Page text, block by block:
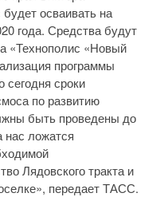
осваивать на
года. Средства будут
«Технополис «Новый
программы
сегодня сроки
по развитию
быть проведены до
ложатся
Лядовского тракта и
передает ТАСС.